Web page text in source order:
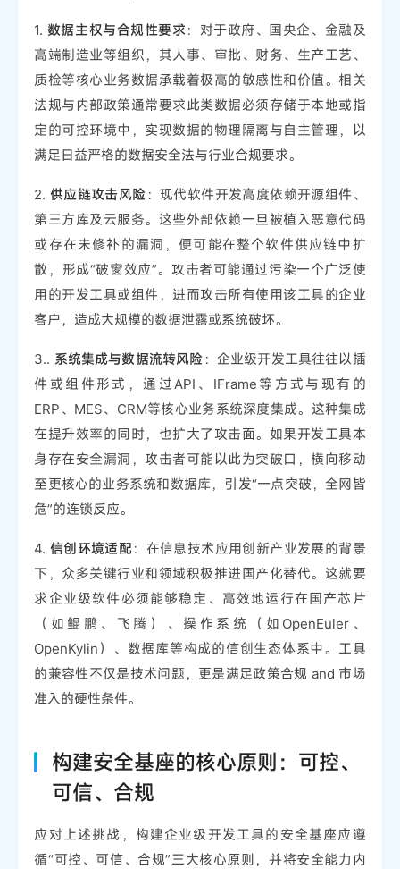
1. 数据主权与合规性要求：对于政府、国央企、金融及
高端制造业等组织，其人事、审批、财务、生产工艺、
质检等核心业务数据承载着极高的敏感性和价值。相关
法规与内部政策通常要求此类数据必须存储于本地或指
定的可控环境中，实现数据的物理隔离与自主管理，以
满足日益严格的数据安全法与行业合规要求。
2. 供应链攻击风险 ：现代软件开发高度依赖开源组件、
第三方库及云服务。这些外部依赖一旦被植入恶意代码
或存在未修补的漏洞，便可能在整个软件供应链中扩
散，形成“破窗效应”。攻击者可能通过污染一个广泛使
用的开发工具或组件，进而攻击所有使用该工具的企业
客户，造成大规模的数据泄露或系统破坏。
3.. 系统集成与数据流转风险 ：企业级开发工具往往以插
件或组件形式，通过API、IFrame等方式与现有的
ERP、MES、CRM等核心业务系统深度集成。这种集成
在提升效率的同时，也扩大了攻击面。如果开发工具本
身存在安全漏洞，攻击者可能以此为突破口，横向移动
至更核心的业务系统和数据库，引发“一点突破，全网皆
危”的连锁反应。
4. 信创环境适配 ：在信息技术应用创新产业发展的背景
下，众多关键行业和领域积极推进国产化替代。这就要
求企业级软件必须能够稳定、高效地运行在国产芯片
（如鲲鹏、飞腾）、操作系统（如OpenEuler、
OpenKylin）、数据库等构成的信创生态体系中。工具
的兼容性不仅是技术问题，更是满足政策合规 and 市场
准入的硬性条件。
构建安全基座的核心原则：可控、
可信、合规
应对上述挑战，构建企业级开发工具的安全基座应遵
循“可控、可信、合规”三大核心原则，并将安全能力内